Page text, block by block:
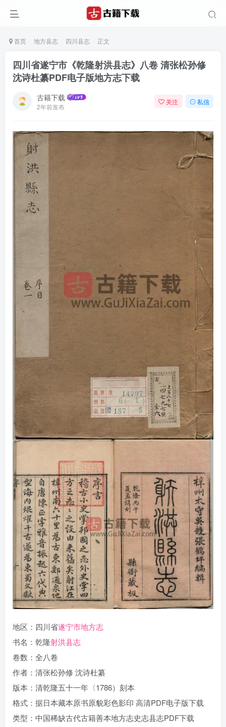
首页 地方县志 四川县志 正文
四川省遂宁市《乾隆射洪县志》八卷 清张松孙修
沈诗杜纂PDF电子版地方志下载
古籍下载
2年前发布
关注 私信
地区：四川省遂宁市地方志
书名：乾隆射洪县志
卷数：全八卷
作者：清张松孙修 沈诗杜纂
版本：清乾隆五十一年〈1786）刻本
格式：据日本藏本原书原貌彩色影印 高清PDF电子版下载
类型：中国稀缺古代古籍善本地方志史志县志PDF下载